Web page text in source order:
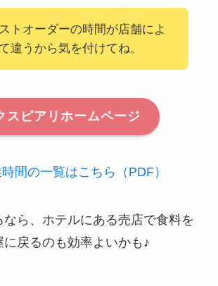
トオーダーの時間が店舗によ
違うから気を付けてね。
スピアリホームページ
間の一覧はこちら（PDF）
ら、ホテルにある売店で食料を
戻るのも効率よいかも♪